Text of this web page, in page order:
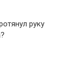
руку